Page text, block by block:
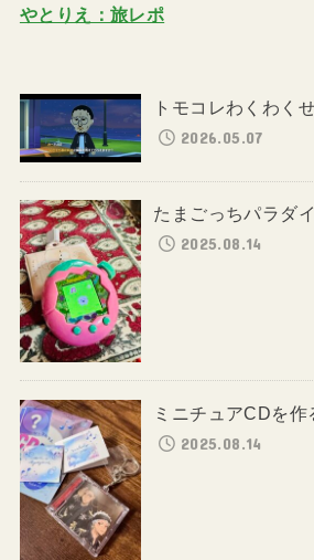
やとりえ：旅レポ
トモコレわくわく
2026.05.07
たまごっちパラダ
2025.08.14
ミニチュアCDを作
2025.08.14